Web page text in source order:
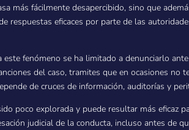
más fácilmente desapercibido, sino que
respuestas eficaces por parte de las
este fenómeno se ha limitado a denunciarlo
del caso, tramites que en ocasiones
de cruces de información, auditorías y
poco explorada y puede resultar más eficaz
judicial de la conducta, incluso antes de